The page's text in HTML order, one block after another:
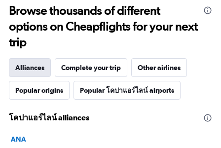
Browse thousands of different
options on Cheapflights for your next
trip
Alliances Complete your trip Other airlines
Popular origins Popular โคปาแอร์ไลน์ airports
โคปาแอร์ไลน์ alliances
ANA